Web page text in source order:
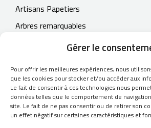
Gérer le
Pour offrir les meilleures expériences, nous
que les cookies pour stocker et/ou accéder aux
Le fait de consentir à ces technologies nous
données telles que le comportement de
site. Le fait de ne pas consentir ou de retirer son
un effet négatif sur certaines caractéristiques et
Artisans Papetiers
Arbres remarquables
© 2026
L'Atelier du Papetier
- Tous droits